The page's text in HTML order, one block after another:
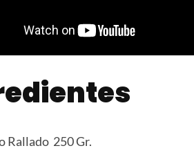
Rallado 250 Gr.